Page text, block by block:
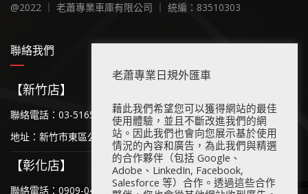
@2022 ｜ 老蕭專業車庫有限公司 ｜ 統編：83510303
聯絡我們
【新竹店】
聯絡電話：03-5165-111
地址：新竹市東區公道五路二段536號
【彰化店】
聯絡電話：0909-043-493
老蕭專業日規外匯車
藉此我們希望您可以獲得網站的最佳
使用體驗，並且不斷改進我們的網
站。因此我們也會向您展示基於使用
情況的內容和廣告，為此我們與精選
的合作夥伴（包括 Google、
Adobe、LinkedIn, Facebook,
Salesforce 等）合作。透過這些合作